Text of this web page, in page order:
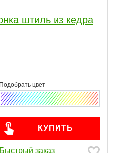
штиль из кедра
КУПИТЬ
Быстрый заказ